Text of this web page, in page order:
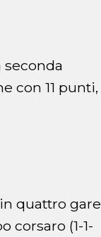
con 11 punti,
quattro gare
corsaro (1-1-